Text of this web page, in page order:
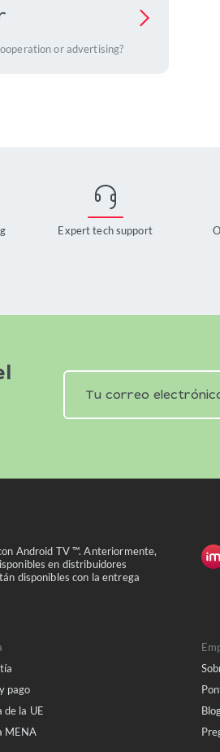
or advertising?
Expert tech support
Android TV ™. Anteriormente,
en distribuidores
disponibles con la entrega
pago
de la UE
MENA